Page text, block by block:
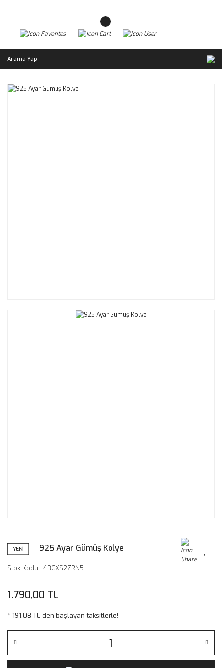
Arama Yap
YENİ 925 Ayar Gümüş Kolye
Stok Kodu 43GXS2ZRN5
1.790,00 TL
* 191,08 TL den başlayan taksitlerle!